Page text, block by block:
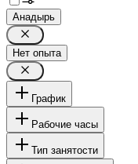
Анадырь
Нет опыта
График
Рабочие часы
Тип занятости